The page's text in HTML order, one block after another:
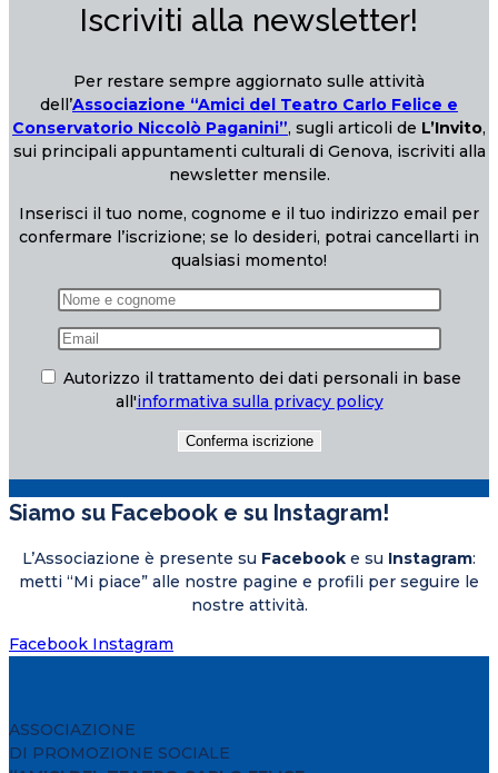
Iscriviti alla newsletter!
Per restare sempre aggiornato sulle attività
dell’Associazione “Amici del Teatro Carlo Felice e
Conservatorio Niccolò Paganini”, sugli articoli de L’Invito,
sui principali appuntamenti culturali di Genova, iscriviti alla
newsletter mensile.
Inserisci il tuo nome, cognome e il tuo indirizzo email per
confermare l’iscrizione; se lo desideri, potrai cancellarti in
qualsiasi momento!
Autorizzo il trattamento dei dati personali in base
all'informativa sulla privacy policy
Siamo su Facebook e su Instagram!
L’Associazione è presente su Facebook e su Instagram:
metti “Mi piace” alle nostre pagine e profili per seguire le
nostre attività.
Facebook Instagram
ASSOCIAZIONE
DI PROMOZIONE SOCIALE